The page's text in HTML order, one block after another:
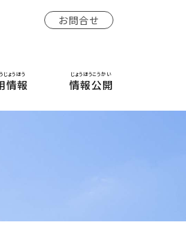
お問合せ
情報
じょうほう
情報公開
じょうほうこうかい